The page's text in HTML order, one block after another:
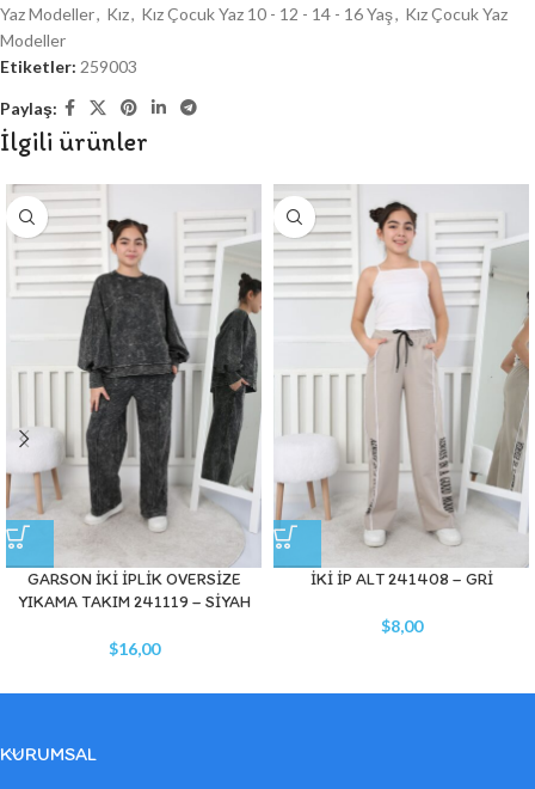
Yaz Modeller, Kız, Kız Çocuk Yaz 10 - 12 - 14 - 16 Yaş, Kız Çocuk Yaz
Modeller
Etiketler: 259003
Paylaş:
İlgili ürünler
GARSON İKİ İPLİK OVERSİZE
YIKAMA TAKIM 241119 – SİYAH
$16,00
İKİ İP ALT 241408 – GRİ
$8,00
KURUMSAL